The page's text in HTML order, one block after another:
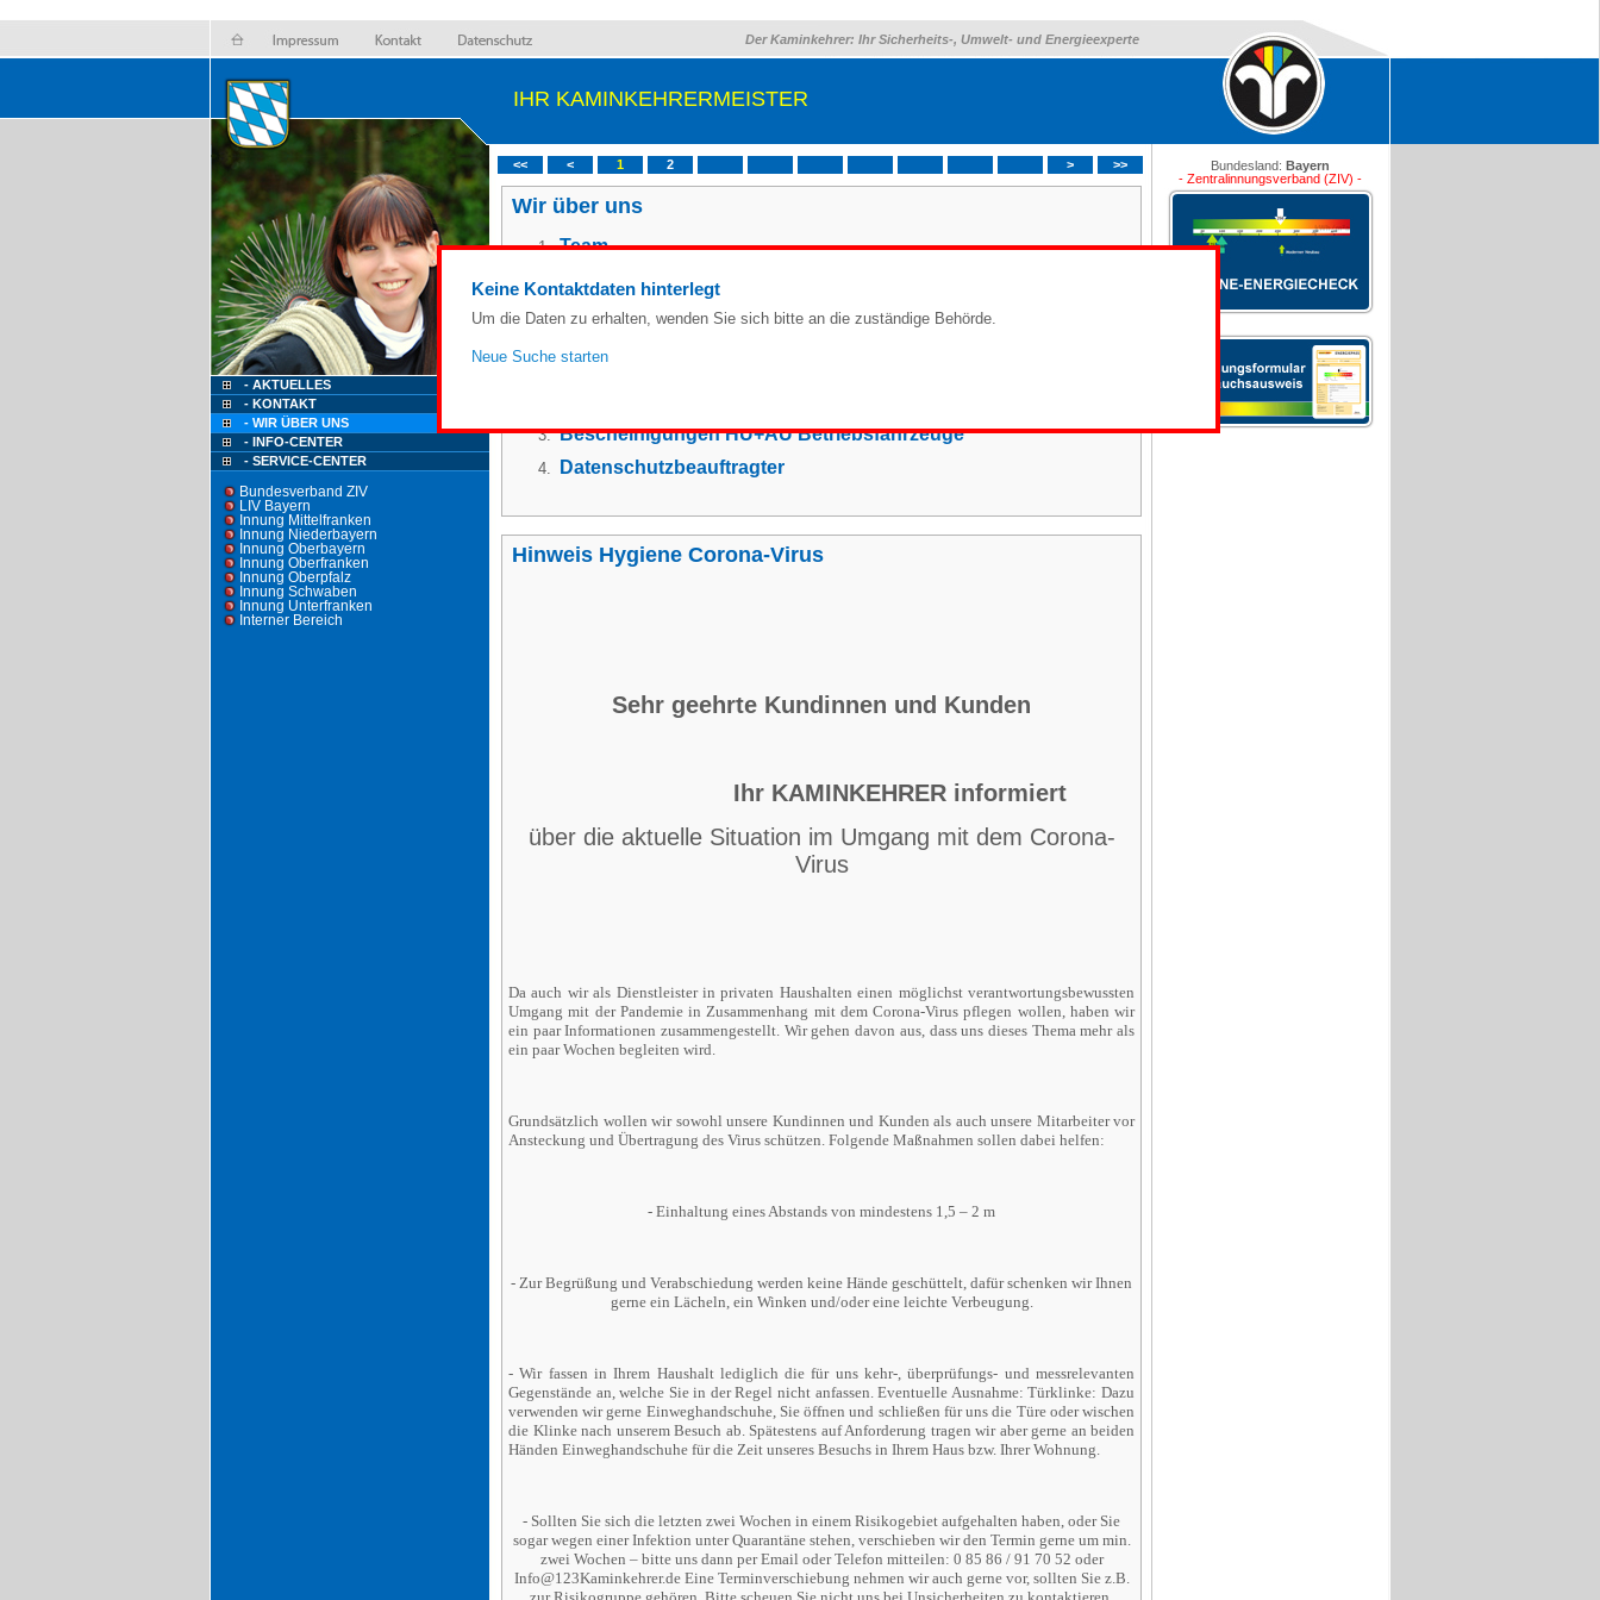
Der Kaminkehrer: Ihr Sicherheits-, Umwelt- und Energieexperte
- AKTUELLES
- KONTAKT
- WIR ÜBER UNS
- INFO-CENTER
- SERVICE-CENTER
Bundesverband ZIV
LIV Bayern
Innung Mittelfranken
Innung Niederbayern
Innung Oberbayern
Innung Oberfranken
Innung Oberpfalz
Innung Schwaben
Innung Unterfranken
Interner Bereich
IHR KAMINKEHRERMEISTER
<< < 1 2 > >>
Wir über uns
Team
Umweltpakt Bayern
KfW und Dena Listung
Prüf-Zertifikate 1. BImSchV Messgeräte Eignungsprüfung
Bescheinigungen HU+AU Betriebsfahrzeuge
Datenschutzbeauftragter
Hinweis Hygiene Corona-Virus
Sehr geehrte Kundinnen und Kunden
Ihr KAMINKEHRER informiert
über die aktuelle Situation im Umgang mit dem Corona-
Virus
Da auch wir als Dienstleister in privaten Haushalten einen möglichst verantwortungsbewussten
Umgang mit der Pandemie in Zusammenhang mit dem Corona-Virus pflegen wollen, haben wir
ein paar Informationen zusammengestellt. Wir gehen davon aus, dass uns dieses Thema mehr als
ein paar Wochen begleiten wird.
Grundsätzlich wollen wir sowohl unsere Kundinnen und Kunden als auch unsere Mitarbeiter vor
Ansteckung und Übertragung des Virus schützen. Folgende Maßnahmen sollen dabei helfen:
- Einhaltung eines Abstands von mindestens 1,5 – 2 m
- Zur Begrüßung und Verabschiedung werden keine Hände geschüttelt, dafür schenken wir Ihnen
gerne ein Lächeln, ein Winken und/oder eine leichte Verbeugung.
- Wir fassen in Ihrem Haushalt lediglich die für uns kehr-, überprüfungs- und messrelevanten
Gegenstände an, welche Sie in der Regel nicht anfassen. Eventuelle Ausnahme: Türklinke: Dazu
verwenden wir gerne Einweghandschuhe, Sie öffnen und schließen für uns die Türe oder wischen
die Klinke nach unserem Besuch ab. Spätestens auf Anforderung tragen wir aber gerne an beiden
Händen Einweghandschuhe für die Zeit unseres Besuchs in Ihrem Haus bzw. Ihrer Wohnung.
- Sollten Sie sich die letzten zwei Wochen in einem Risikogebiet aufgehalten haben, oder Sie
sogar wegen einer Infektion unter Quarantäne stehen, verschieben wir den Termin gerne um min.
zwei Wochen – bitte uns dann per Email oder Telefon mitteilen: 0 85 86 / 91 70 52 oder
Info@123Kaminkehrer.de Eine Terminverschiebung nehmen wir auch gerne vor, sollten Sie z.B.
Bundesland: Bayern
- Zentralinnungsverband (ZIV) -
Keine Kontaktdaten hinterlegt
Um die Daten zu erhalten, wenden Sie sich bitte an die zuständige Behörde.
Neue Suche starten